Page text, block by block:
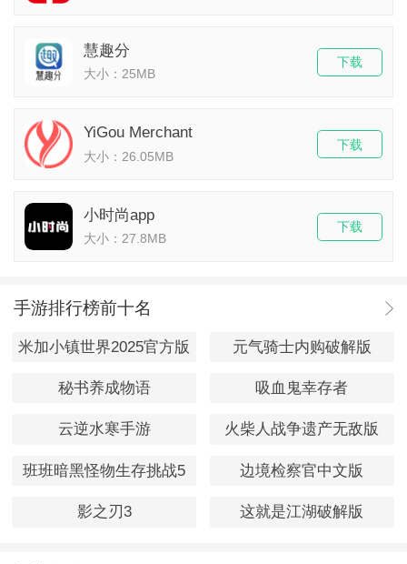
慧趣分
大小：25MB
下载
YiGou Merchant
大小：26.05MB
下载
小时尚app
大小：27.8MB
下载
手游排行榜前十名
米加小镇世界2025官方版 元气骑士内购破解版
秘书养成物语 吸血鬼幸存者
云逆水寒手游 火柴人战争遗产无敌版
班班暗黑怪物生存挑战5 边境检察官中文版
影之刃3 这就是江湖破解版